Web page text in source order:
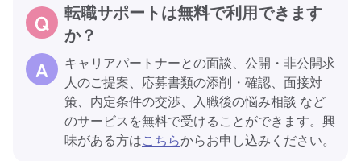
転職サポートは無料で利用できます
か？
キャリアパートナーとの面談、公開・非公開求
人のご提案、応募書類の添削・確認、面接対
策、内定条件の交渉、入職後の悩み相談 など
のサービスを無料で受けることができます。興
味がある方はこちらからお申し込みください。